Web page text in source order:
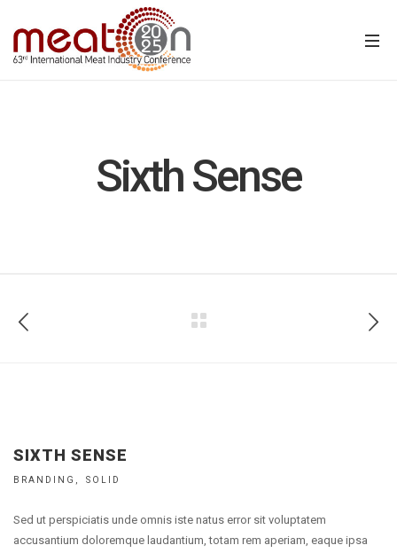
Sixth Sense
SIXTH SENSE
BRANDING SOLID
Sed ut perspiciatis unde omnis iste natus error sit voluptatem
accusantium doloremque laudantium, totam rem aperiam, eaque ipsa